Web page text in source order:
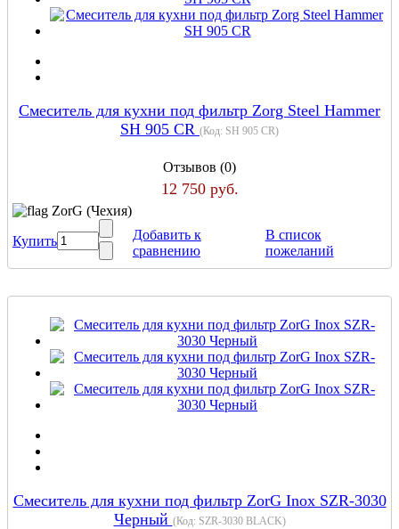
Cмеситель для кухни под фильтр Zorg Steel Hammer
SH 905 CR (Код: SH 905 CR)
Отзывов (0)
12 750 руб.
ZorG (Чехия)
Купить
Добавить к
сравнению
В список
пожеланий
Смеситель для кухни под фильтр ZorG Inox SZR-3030
Черный (Код: SZR-3030 BLACK)